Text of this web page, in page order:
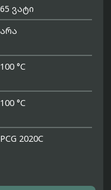
65 ვატი
არა
100 °C
100 °C
PCG 2020C